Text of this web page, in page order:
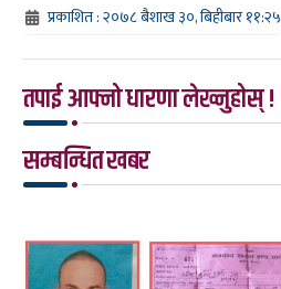
प्रकाशित : २०७८ बैशाख ३०, बिहीबार ११:२५
तपाई आफ्नो धारणा लेख्नुहोस् !
सम्बन्धित खबर